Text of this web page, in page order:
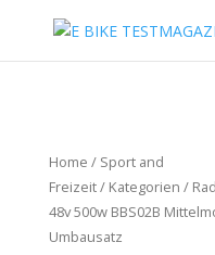
Home / Sport and
Freizeit/ Kategorien /
48v 500w BBS02B
Umbausatz